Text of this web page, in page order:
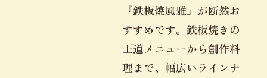
『鉄板焼風雅』が断然お
すすめです。鉄板焼きの
王道メニューから創作料
理まで、幅広いラインナ